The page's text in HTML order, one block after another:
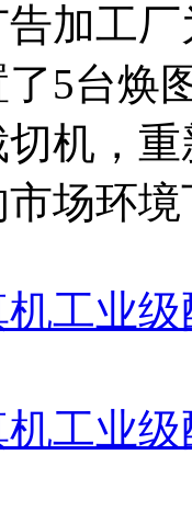
加工
5台焕
机，
场环
工业
工业